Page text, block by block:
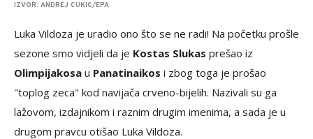
IZVOR: ANDREJ CUKIC/EPA
Luka Vildoza je uradio ono što se ne radi! Na početku prošle
sezone smo vidjeli da je Kostas Slukas prešao iz
Olimpijakosa u Panatinaikos i zbog toga je prošao
"toplog zeca" kod navijača crveno-bijelih. Nazivali su ga
lažovom, izdajnikom i raznim drugim imenima, a sada je u
drugom pravcu otišao Luka Vildoza.